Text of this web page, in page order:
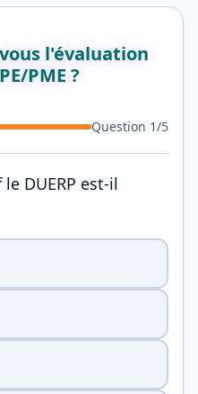
l'évaluation
PME ?
Question 1/5
DUERP est-il